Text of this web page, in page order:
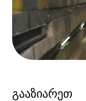
გააზიარეთ